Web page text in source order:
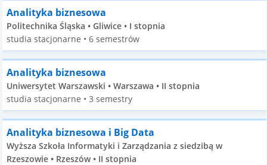
Analityka biznesowa
Politechnika Śląska • Gliwice • I stopnia
studia stacjonarne • 6 semestrów
Analityka biznesowa
Uniwersytet Warszawski • Warszawa • II stopnia
studia stacjonarne • 3 semestry
Analityka biznesowa i Big Data
Wyższa Szkoła Informatyki i Zarządzania z siedzibą w
Rzeszowie • Rzeszów • II stopnia